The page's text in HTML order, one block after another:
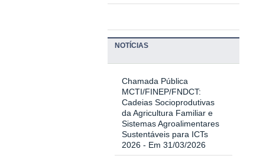
NOTÍCIAS
Chamada Pública
MCTI/FINEP/FNDCT:
Cadeias Socioprodutivas
da Agricultura Familiar e
Sistemas Agroalimentares
Sustentáveis para ICTs
2026- Em 31/03/2026